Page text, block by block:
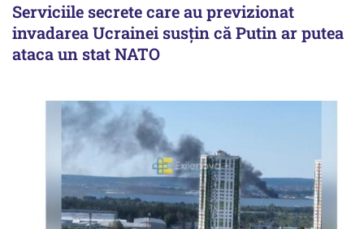
Serviciile secrete care au previzionat
invadarea Ucrainei susțin că Putin ar putea
ataca un stat NATO